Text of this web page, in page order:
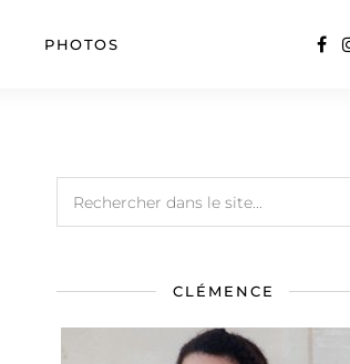
PHOTOS
CLÉMENCE